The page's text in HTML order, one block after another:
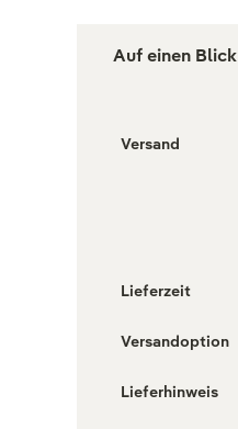
Auf einen Blick
Versand
Lieferzeit
Versandoption
Lieferhinweis